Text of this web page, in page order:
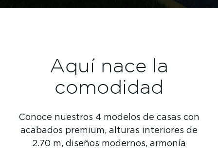
Aquí nace la
comodidad
Conoce nuestros 4 modelos de casas con
acabados premium, alturas interiores de
2.70 m, diseños modernos, armonía